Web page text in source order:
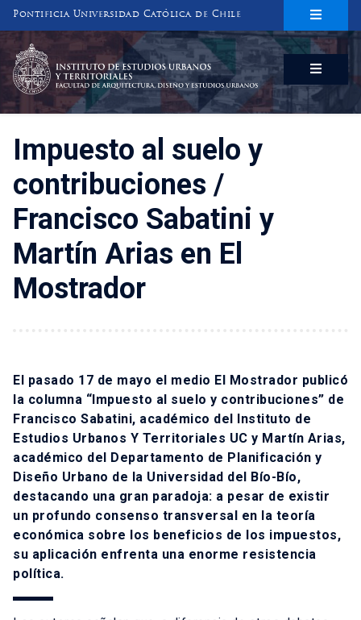
Pontificia Universidad Católica de Chile
INSTITUTO DE ESTUDIOS URBANOS
Y TERRITORIALES
FACULTAD DE ARQUITECTURA, DISEÑO Y ESTUDIOS URBANOS
Impuesto al suelo y
contribuciones /
Francisco Sabatini y
Martín Arias en El
Mostrador
El pasado 17 de mayo el medio El Mostrador publicó
la columna “Impuesto al suelo y contribuciones” de
Francisco Sabatini, académico del Instituto de
Estudios Urbanos Y Territoriales UC y Martín Arias,
académico del Departamento de Planificación y
Diseño Urbano de la Universidad del Bío-Bío,
destacando una gran paradoja: a pesar de existir
un profundo consenso transversal en la teoría
económica sobre los beneficios de los impuestos,
su aplicación enfrenta una enorme resistencia
política.